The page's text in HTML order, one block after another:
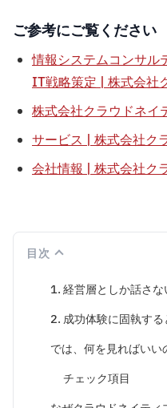
い。
ご参考にご覧ください
情報システムコンサル
IT戦略策定 | 株式会社
株式会社クラウドネ
サービス | 株式会社ク
会社情報 | 株式会社ク
目次
1. 経営層としか話さ
2. 成功体験に固執す
では、何を見ればいい
チェック項目